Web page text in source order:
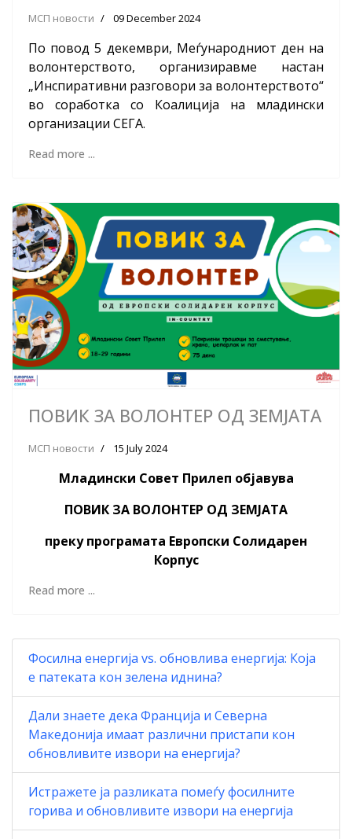
МСП новости 09 December 2024
По повод 5 декември, Меѓународниот ден на
волонтерството, организиравме настан
„Инспиративни разговори за волонтерството“
во соработка со Коалиција на младински
организации СЕГА.
Read more ...
ПОВИК ЗА ВОЛОНТЕР ОД ЗЕМЈАТА
МСП новости 15 July 2024
Младински Совет Прилеп објавува
ПОВИК ЗА ВОЛОНТЕР ОД ЗЕМЈАТА
преку програмата Европски Солидарен
Корпус
Read more ...
Фосилна енергија vs. обновлива енергија: Која
е патеката кон зелена иднина?
Дали знаете дека Франција и Северна
Македонија имаат различни пристапи кон
обновливите извори на енергија?
Истражете ја разликата помеѓу фосилните
горива и обновливите извори на енергија